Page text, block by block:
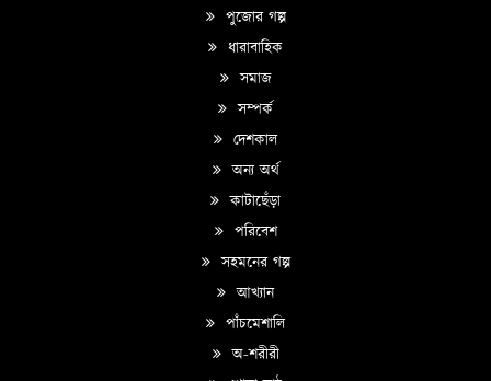
পুজোর গল্প
ধারাবাহিক
সমাজ
সম্পর্ক
দেশকাল
অন্য অর্থ
কাটাছেঁড়া
পরিবেশ
সহমনের গল্প
আখ্যান
পাঁচমেশালি
অ-শরীরী